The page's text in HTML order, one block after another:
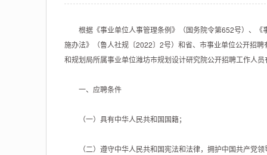
根据《事业单位人事管理条例》（国务院令第652号）、《
施办法》（鲁人社规〔2022〕2号）和省、市事业单位公开招
和规划局所属事业单位潍坊市规划设计研究院公开招聘工作人
一、应聘条件
（一）具有中华人民共和国国籍；
（二）遵守中华人民共和国宪法和法律，拥护中国共产党领